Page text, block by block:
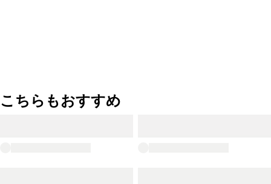
こちらもおすすめ